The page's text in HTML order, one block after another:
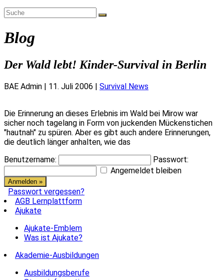
Blog
Der Wald lebt! Kinder-Survival in Berlin
BAE Admin | 11. Juli 2006 | Survival News
Die Erinnerung an dieses Erlebnis im Wald bei Mirow war
sicher noch tagelang in Form von juckenden Mückenstichen
"hautnah" zu spüren. Aber es gibt auch andere Erinnerungen,
die deutlich länger anhalten, wie das
Benutzername:
Passwort:
Angemeldet bleiben
Passwort vergessen?
AGB Lernplattform
Ajukate
Ajukate-Emblem
Was ist Ajukate?
Akademie-Ausbildungen
Ausbildungsberufe